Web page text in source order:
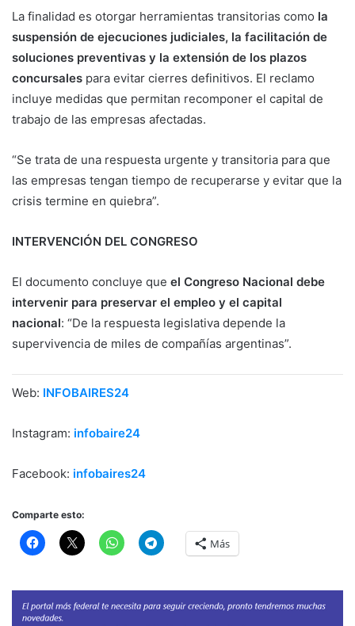
La finalidad es otorgar herramientas transitorias como la
suspensión de ejecuciones judiciales, la facilitación de
soluciones preventivas y la extensión de los plazos
concursales para evitar cierres definitivos. El reclamo
incluye medidas que permitan recomponer el capital de
trabajo de las empresas afectadas.
“Se trata de una respuesta urgente y transitoria para que
las empresas tengan tiempo de recuperarse y evitar que la
crisis termine en quiebra”.
INTERVENCIÓN DEL CONGRESO
El documento concluye que el Congreso Nacional debe
intervenir para preservar el empleo y el capital
nacional: “De la respuesta legislativa depende la
supervivencia de miles de compañías argentinas”.
Web: INFOBAIRES24
Instagram: infobaire24
Facebook: infobaires24
Comparte esto:
Más